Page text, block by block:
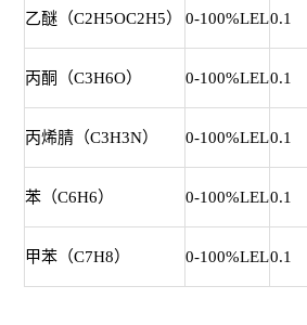
乙醚（C2H5OC2H5） 0-100%LEL0.1
丙酮（C3H6O） 0-100%LEL0.1
丙烯腈（C3H3N） 0-100%LEL0.1
苯（C6H6） 0-100%LEL0.1
甲苯（C7H8） 0-100%LEL0.1